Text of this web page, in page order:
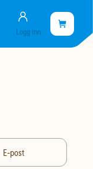
Konto
Logg inn
er
tom
E-post